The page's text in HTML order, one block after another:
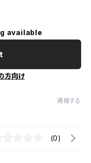
available
方向け
通報する
(0)